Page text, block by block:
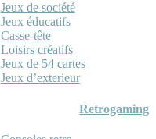
Jeux de société
Jeux éducatifs
Casse-tête
Loisirs créatifs
Jeux de 54 cartes
Jeux d’exterieur
Retrogaming